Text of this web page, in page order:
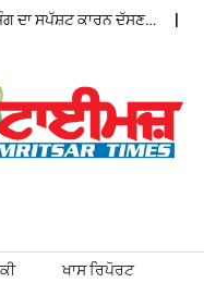
ਦਾ ਸਪੱਸ਼ਟ ਕਾਰਨ ਦੱਸਣ…
ਖਾਸ ਰਿਪੋਰਟ